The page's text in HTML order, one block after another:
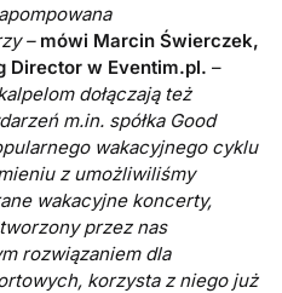
– mówi Marcin Świerczek,
Director w Eventim.pl. –
dołączają też
m.in. spółka Good
wakacyjnego cyklu
z umożliwiliśmy
wakacyjne koncerty,
przez nas
rozwiązaniem dla
korzysta z niego już